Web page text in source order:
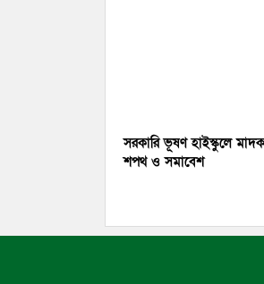
সরকারি ভূষণ হাইস্কুলে
শপথ ও সমাবেশ